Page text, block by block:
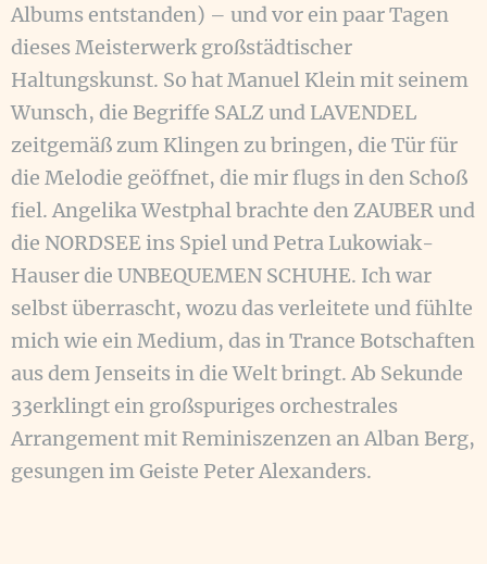
Albums entstanden) – und vor ein paar Tagen
dieses Meisterwerk großstädtischer
Haltungskunst. So hat Manuel Klein mit seinem
Wunsch, die Begriffe SALZ und LAVENDEL
zeitgemäß zum Klingen zu bringen, die Tür für
die Melodie geöffnet, die mir flugs in den Schoß
fiel. Angelika Westphal brachte den ZAUBER und
die NORDSEE ins Spiel und Petra Lukowiak-
Hauser die UNBEQUEMEN SCHUHE. Ich war
selbst überrascht, wozu das verleitete und fühlte
mich wie ein Medium, das in Trance Botschaften
aus dem Jenseits in die Welt bringt. Ab Sekunde
33erklingt ein großspuriges orchestrales
Arrangement mit Reminiszenzen an Alban Berg,
gesungen im Geiste Peter Alexanders.